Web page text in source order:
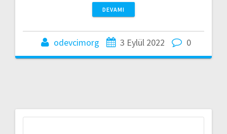
DEVAMI
odevcimorg 3 Eylül 2022 0